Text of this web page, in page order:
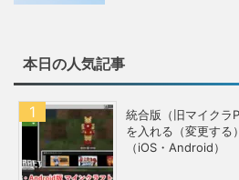
本日の人気記事
統合版（旧マイクラ
を入れる（変更する
（iOS・Android）